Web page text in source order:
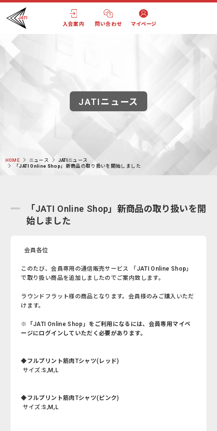
入会案内 問い合わせ マイページ
JATIニュース
HOME ニュース
JATIニュース
「JATI Online Shop」新商品の取り扱いを開始しました
「JATI Online Shop」新商品の取り扱いを開
始しました
会員各位
このたび、会員専用の通信販売サービス 「JATI Online Shop」
で取り扱い商品を追加しましたのでご案内致します。
ラウンドフラット様の商品となります。会員様のみご購入いただ
けます。
※「JATI Online Shop」をご利用になるには、会員専用マイペ
ージにログインしていただく必要があります。
◆フルプリント筋肉Tシャツ(レッド)
サイズ:S,M,L
◆フルプリント筋肉Tシャツ(ピンク)
サイズ:S,M,L